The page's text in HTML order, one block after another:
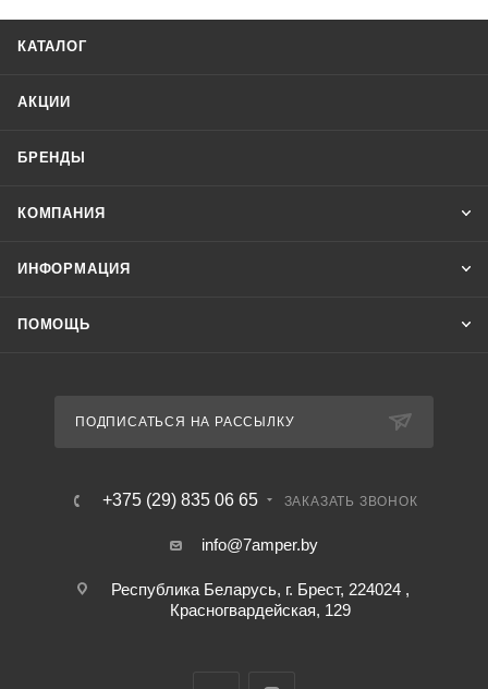
КАТАЛОГ
АКЦИИ
БРЕНДЫ
КОМПАНИЯ
ИНФОРМАЦИЯ
ПОМОЩЬ
ПОДПИСАТЬСЯ НА РАССЫЛКУ
+375 (29) 835 06 65 ЗАКАЗАТЬ ЗВОНОК
info@7amper.by
Республика Беларусь, г. Брест, 224024 ,
Красногвардейская, 129